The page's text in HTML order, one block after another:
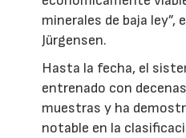
minerales de baja ley”,
Jürgensen.
Hasta la fecha, el
entrenado con
muestras y ha
notable en la